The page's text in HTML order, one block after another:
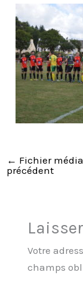
← Fichier média
précédent
Votre
champs